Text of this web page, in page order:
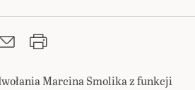
Marcina Smolika z funkcji